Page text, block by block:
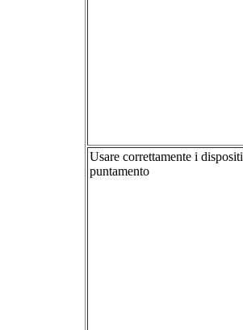
Usare correttamente i
puntamento